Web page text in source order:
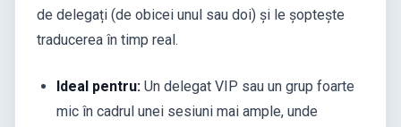
de delegați (de obicei unul sau doi) și le șoptește
traducerea în timp real.
Ideal pentru: Un delegat VIP sau un grup foarte
mic în cadrul unei sesiuni mai ample, unde